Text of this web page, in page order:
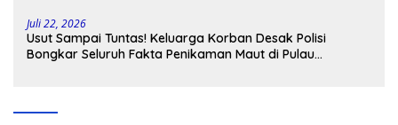
Juli 22, 2026
Usut Sampai Tuntas! Keluarga Korban Desak Polisi
Bongkar Seluruh Fakta Penikaman Maut di Pulau